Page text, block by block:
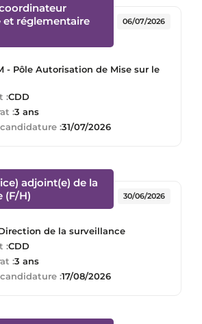
réglementaire
- Pôle Autorisation de Mise sur le
:CDD
:3 ans
06/07/2026
:31/07/2026
adjoint(e) de la
(F/H)
de la surveillance
:CDD
:3 ans
30/06/2026
:17/08/2026